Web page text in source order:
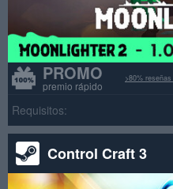
PROMO
premio rápido
>80%
Requisitos:
Control Craft 3